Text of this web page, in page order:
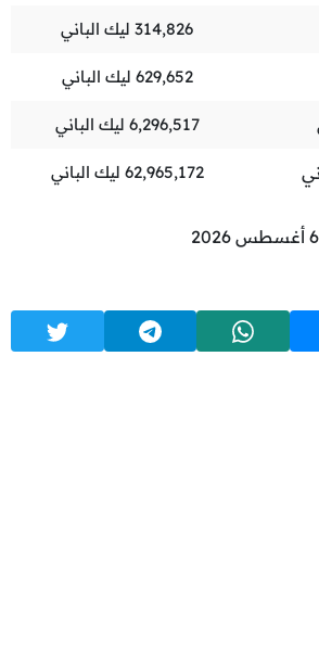
314,826 ليك الباني
629,652 ليك الباني
6,296,517 ليك الباني
62,965,172 ليك الباني